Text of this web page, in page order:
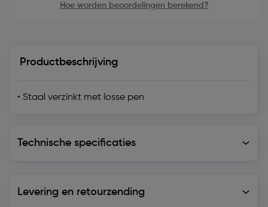
Hoe worden beoordelingen berekend?
Productbeschrijving
• Staal verzinkt met losse pen
Technische specificaties
Levering en retourzending